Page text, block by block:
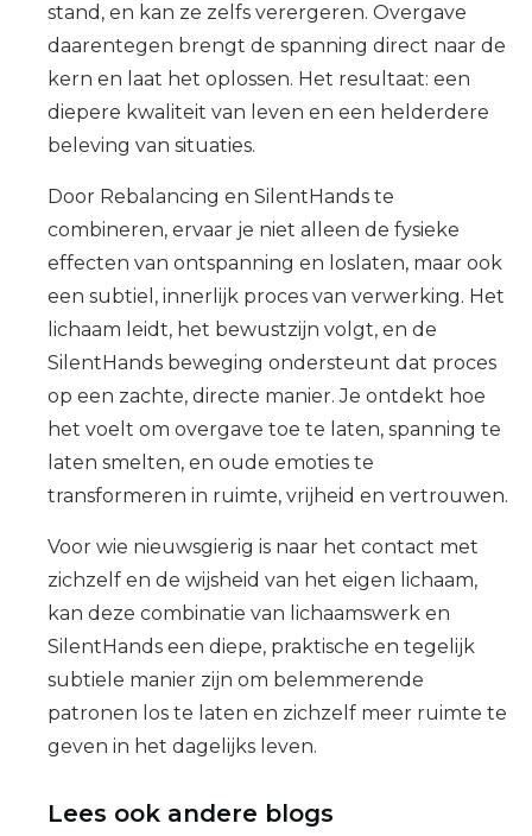
stand, en kan ze zelfs verergeren. Overgave
daarentegen brengt de spanning direct naar de
kern en laat het oplossen. Het resultaat: een
diepere kwaliteit van leven en een helderdere
beleving van situaties.
Door Rebalancing en SilentHands te
combineren, ervaar je niet alleen de fysieke
effecten van ontspanning en loslaten, maar ook
een subtiel, innerlijk proces van verwerking. Het
lichaam leidt, het bewustzijn volgt, en de
SilentHands beweging ondersteunt dat proces
op een zachte, directe manier. Je ontdekt hoe
het voelt om overgave toe te laten, spanning te
laten smelten, en oude emoties te
transformeren in ruimte, vrijheid en vertrouwen.
Voor wie nieuwsgierig is naar het contact met
zichzelf en de wijsheid van het eigen lichaam,
kan deze combinatie van lichaamswerk en
SilentHands een diepe, praktische en tegelijk
subtiele manier zijn om belemmerende
patronen los te laten en zichzelf meer ruimte te
geven in het dagelijks leven.
Lees ook andere blogs